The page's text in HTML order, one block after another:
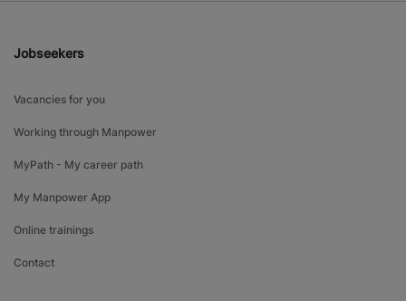
Jobseekers
Vacancies for you
Working through Manpower
MyPath - My career path
My Manpower App
Online trainings
Contact